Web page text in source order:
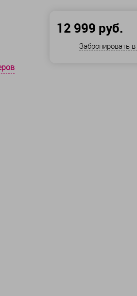
12 999 руб.
Забронировать